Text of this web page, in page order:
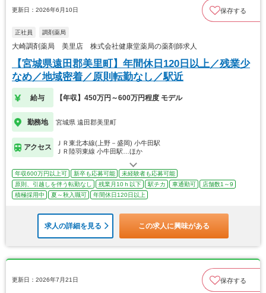
更新日：2026年6月10日 保存する
正社員 調剤薬局
大崎調剤薬局 美里店 株式会社健康堂薬局の薬剤師求人
【宮城県遠田郡美里町】年間休日120日以上／残業少
なめ／地域密着／原則転勤なし／駅近
給与 【年収】450万円～600万円程度 モデル
勤務地 宮城県 遠田郡美里町
アクセス
ＪＲ東北本線(上野－盛岡) 小牛田駅
ＪＲ陸羽東線 小牛田駅…ほか
年収600万円以上可 新卒も応募可能
未経験者も応募可能
原則、引越しを伴う転勤なし
残業月10ｈ以下 駅チカ 車通勤可
店舗数1～9
積極採用中
夏～秋入職可 年間休日120日以上
求人の詳細を見る この求人に興味がある
更新日：2026年7月21日 保存する